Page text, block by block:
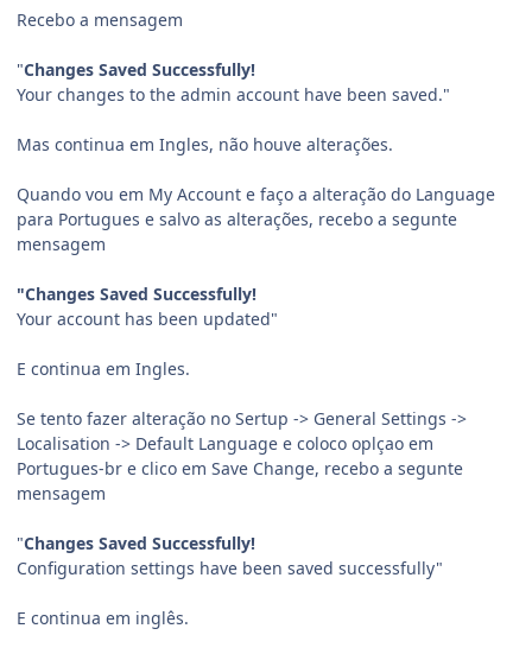
Recebo a mensagem
"Changes Saved Successfully!
Your changes to the admin account have been saved."
Mas continua em Ingles, não houve alterações.
Quando vou em My Account e faço a alteração do Language
para Portugues e salvo as alterações, recebo a segunte
mensagem
"Changes Saved Successfully!
Your account has been updated"
E continua em Ingles.
Se tento fazer alteração no Sertup -> General Settings ->
Localisation -> Default Language e coloco oplçao em
Portugues-br e clico em Save Change, recebo a segunte
mensagem
"Changes Saved Successfully!
Configuration settings have been saved successfully"
E continua em inglês.